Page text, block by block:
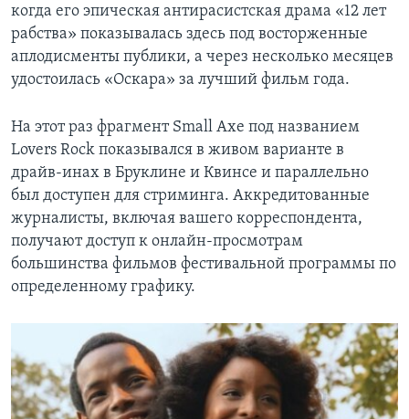
когда его эпическая антирасистская драма «12 лет
рабства» показывалась здесь под восторженные
аплодисменты публики, а через несколько месяцев
удостоилась «Оскара» за лучший фильм года.
На этот раз фрагмент Small Axe под названием
Lovers Rock показывался в живом варианте в
драйв-инах в Бруклине и Квинсе и параллельно
был доступен для стриминга. Аккредитованные
журналисты, включая вашего корреспондента,
получают доступ к онлайн-просмотрам
большинства фильмов фестивальной программы по
определенному графику.